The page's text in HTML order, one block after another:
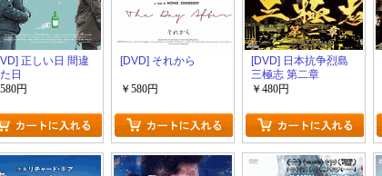
正しい日 間違
日
円
[DVD] それから
￥580円
[DVD] 日本抗争烈島
三極志 第二章
￥480円